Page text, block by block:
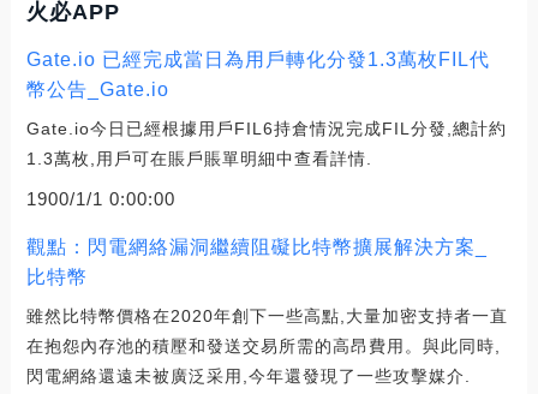
火必APP
Gate.io 已經完成當日為用戶轉化分發1.3萬枚FIL代
幣公告_Gate.io
Gate.io今日已經根據用戶FIL6持倉情況完成FIL分發,總計約
1.3萬枚,用戶可在賬戶賬單明細中查看詳情.
1900/1/1 0:00:00
觀點：閃電網絡漏洞繼續阻礙比特幣擴展解決方案_
比特幣
雖然比特幣價格在2020年創下一些高點,大量加密支持者一直
在抱怨內存池的積壓和發送交易所需的高昂費用。與此同時,
閃電網絡還遠未被廣泛采用,今年還發現了一些攻擊媒介.